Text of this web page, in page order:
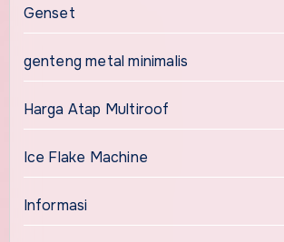
Genset
genteng metal minimalis
Harga Atap Multiroof
Ice Flake Machine
Informasi